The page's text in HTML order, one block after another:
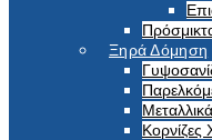
Ξηρά Δόμηση
Κορνίζες